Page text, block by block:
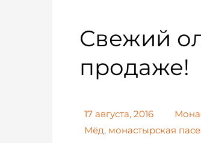
Свежий
продаже!
17 августа, 2016
Мёд, монастырская